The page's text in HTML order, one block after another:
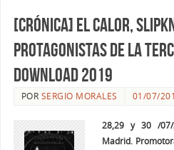
[CRÓNICA] El calor,
protagonistas de la
Download 2019
POR SERGIO MORALES 01/07/
28,29 y 30 /07/
Madrid.